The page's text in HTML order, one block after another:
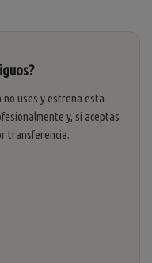
no uses y estrena esta
y, si aceptas
transferencia.